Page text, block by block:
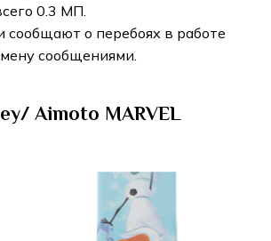
0.3 МП.
сообщают о перебоях в работе
сообщениями.
Aimoto MARVEL